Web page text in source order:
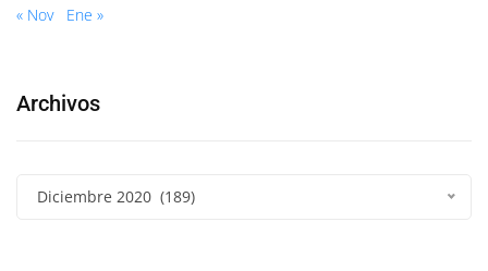
« Nov Ene »
Archivos
Diciembre 2020 (189)